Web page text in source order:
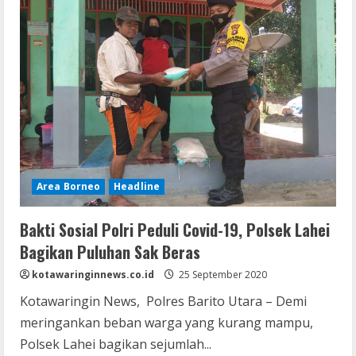
Ikuti
Bakti
Sosial
Dan
Deklarasi
Damai
Dalam
Rangka
Pilkada
Kalteng
Tahun
2020
Area Borneo Headline
Bakti Sosial Polri Peduli Covid-19, Polsek Lahei
Bagikan Puluhan Sak Beras
kotawaringinnews.co.id 25 September 2020
Kotawaringin News, Polres Barito Utara – Demi
meringankan beban warga yang kurang mampu,
Polsek Lahei bagikan sejumlah...